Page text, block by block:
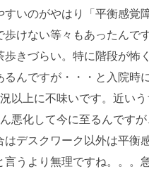
いのがやはり「平衡感覚
けない等々もあったんで
きづらい。特に階段が怖
んですが・・・と入院時
以上に不味いです。近い
悪化して今に至るんです
デスクワーク以外は平衡
うより無理ですね。。。